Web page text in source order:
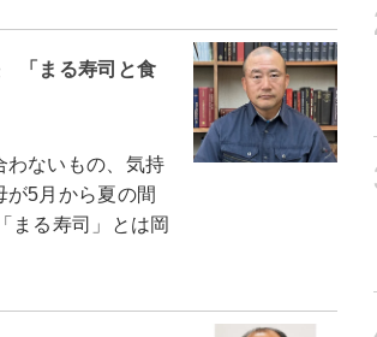
「まる寿司と食
ないもの、気持
が5月から夏の間
まる寿司」とは岡